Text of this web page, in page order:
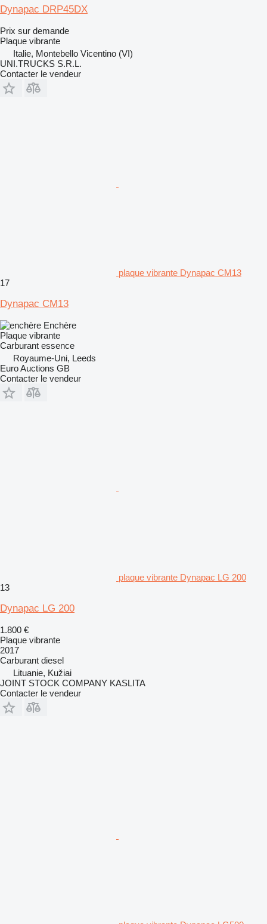
Dynapac DRP45DX
Prix sur demande
Plaque vibrante
Italie, Montebello Vicentino (VI)
UNI.TRUCKS S.R.L.
Contacter le vendeur
plaque vibrante Dynapac CM13
17
Dynapac CM13
Enchère
Plaque vibrante
Carburant essence
Royaume-Uni, Leeds
Euro Auctions GB
Contacter le vendeur
plaque vibrante Dynapac LG 200
13
Dynapac LG 200
1.800 €
Plaque vibrante
2017
Carburant diesel
Lituanie, Kužiai
JOINT STOCK COMPANY KASLITA
Contacter le vendeur